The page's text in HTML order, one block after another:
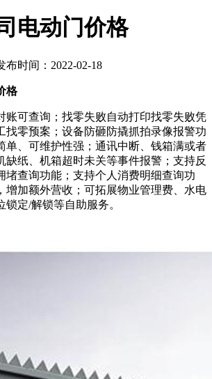
电动门价格
布时间：2022-02-18
格
账可查询；找零失败自动打印找零失败凭
找零预案；设备防砸防撬抓拍录像报警功
单、可维护性强；通讯中断、钱箱满或者
缺纸、机箱超时未关等事件报警；支持反
堵查询功能；支持个人消费明细查询功
增加额外营收；可拓展物业管理费、水电
定/解锁等自助服务。